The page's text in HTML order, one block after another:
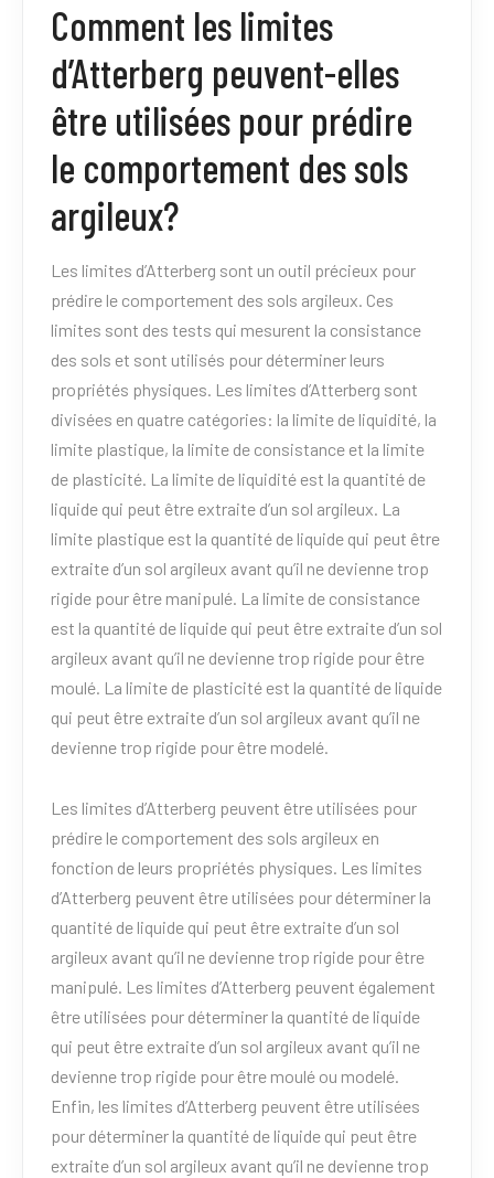
Comment les limites
d’Atterberg peuvent-elles
être utilisées pour prédire
le comportement des sols
argileux?
Les limites d’Atterberg sont un outil précieux pour
prédire le comportement des sols argileux. Ces
limites sont des tests qui mesurent la consistance
des sols et sont utilisés pour déterminer leurs
propriétés physiques. Les limites d’Atterberg sont
divisées en quatre catégories: la limite de liquidité, la
limite plastique, la limite de consistance et la limite
de plasticité. La limite de liquidité est la quantité de
liquide qui peut être extraite d’un sol argileux. La
limite plastique est la quantité de liquide qui peut être
extraite d’un sol argileux avant qu’il ne devienne trop
rigide pour être manipulé. La limite de consistance
est la quantité de liquide qui peut être extraite d’un sol
argileux avant qu’il ne devienne trop rigide pour être
moulé. La limite de plasticité est la quantité de liquide
qui peut être extraite d’un sol argileux avant qu’il ne
devienne trop rigide pour être modelé.
Les limites d’Atterberg peuvent être utilisées pour
prédire le comportement des sols argileux en
fonction de leurs propriétés physiques. Les limites
d’Atterberg peuvent être utilisées pour déterminer la
quantité de liquide qui peut être extraite d’un sol
argileux avant qu’il ne devienne trop rigide pour être
manipulé. Les limites d’Atterberg peuvent également
être utilisées pour déterminer la quantité de liquide
qui peut être extraite d’un sol argileux avant qu’il ne
devienne trop rigide pour être moulé ou modelé.
Enfin, les limites d’Atterberg peuvent être utilisées
pour déterminer la quantité de liquide qui peut être
extraite d’un sol argileux avant qu’il ne devienne trop